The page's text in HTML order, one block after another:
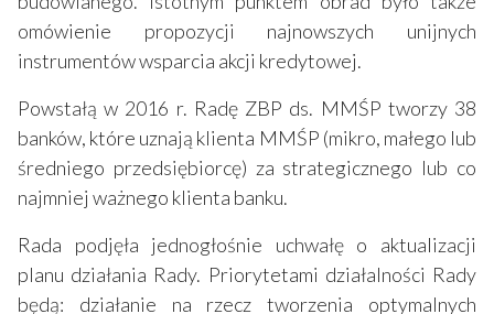
omówienie propozycji najnowszych unijnych
instrumentów wsparcia akcji kredytowej.
Powstałą w 2016 r. Radę ZBP ds. MMŚP tworzy 38
banków, które uznają klienta MMŚP (mikro, małego lub
średniego przedsiębiorcę) za strategicznego lub co
najmniej ważnego klienta banku.
Rada podjęła jednogłośnie uchwałę o aktualizacji
planu działania Rady. Priorytetami działalności Rady
będą: działanie na rzecz tworzenia optymalnych